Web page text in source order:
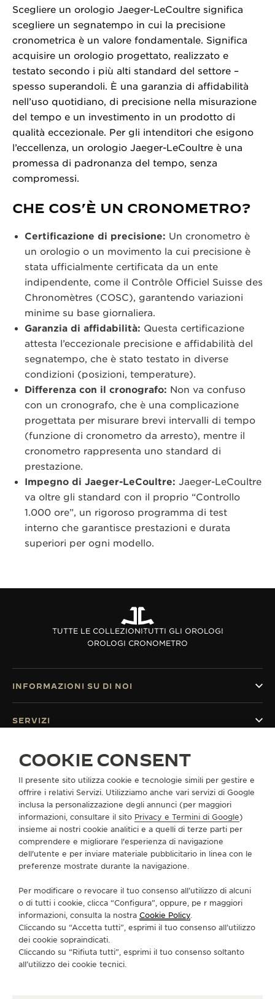
Scegliere un orologio Jaeger-LeCoultre significa
scegliere un segnatempo in cui la precisione
cronometrica è un valore fondamentale. Significa
acquisire un orologio progettato, realizzato e
testato secondo i più alti standard del settore –
spesso superandoli. È una garanzia di affidabilità
nell’uso quotidiano, di precisione nella misurazione
del tempo e un investimento in un prodotto di
qualità eccezionale. Per gli intenditori che esigono
l’eccellenza, un orologio Jaeger-LeCoultre è una
promessa di padronanza del tempo, senza
compromessi.
CHE COS’È UN CRONOMETRO?
Certificazione di precisione: Un cronometro è
un orologio o un movimento la cui precisione è
stata ufficialmente certificata da un ente
indipendente, come il Contrôle Officiel Suisse des
Chronomètres (COSC), garantendo variazioni
minime su base giornaliera.
Garanzia di affidabilità: Questa certificazione
attesta l’eccezionale precisione e affidabilità del
segnatempo, che è stato testato in diverse
condizioni (posizioni, temperature).
Differenza con il cronografo: Non va confuso
con un cronografo, che è una complicazione
progettata per misurare brevi intervalli di tempo
(funzione di cronometro da arresto), mentre il
cronometro rappresenta uno standard di
prestazione.
Impegno di Jaeger-LeCoultre: Jaeger-LeCoultre
va oltre gli standard con il proprio “Controllo
1.000 ore”, un rigoroso programma di test
interno che garantisce prestazioni e durata
superiori per ogni modello.
TUTTE LE COLLEZIONITUTTI GLI OROLOGI
OROLOGI CRONOMETRO
CI SEGUA
VAI ALLA PAGINA INSTAGRAM DI JAEGER-
VAI ALLA PAGINA LINKEDIN DI JAEGER-
VAI ALLA PAGINA FACEBOOK DI
VAI ALLA PAGINA YOUTUBE
VAI ALLA PAGINA
VAI ALLA PAGINA
ISCRIVERSI ALLA NEWSLETTER
INFORMAZIONI SU DI NOI
SERVIZI
CONTATTI
POLICY SULLA PRIVACY
CONDIZIONI D'USO
INFORMATIVA SUI COOKIE
COOKIE CONSENT
Il presente sito utilizza cookie e tecnologie simili per gestire e
offrire i relativi Servizi. Utilizziamo anche vari servizi di Google
inclusa la personalizzazione degli annunci (per maggiori
informazioni, consultare il sito Privacy e Termini di Google)
insieme ai nostri cookie analitici e a quelli di terze parti per
comprendere e migliorare l'esperienza di navigazione
dell'utente e per inviare materiale pubblicitario in linea con le
preferenze mostrate durante la navigazione.
Per modificare o revocare il tuo consenso all’utilizzo di alcuni
o di tutti i cookie, clicca “Configura”, oppure, pe r maggiori
informazioni, consulta la nostra Cookie Policy.
Cliccando su “Accetta tutti”, esprimi il tuo consenso all’utilizzo
dei cookie sopraindicati.
Cliccando su “Rifiuta tutti”, esprimi il tuo consenso soltanto
all’utilizzo dei cookie tecnici.